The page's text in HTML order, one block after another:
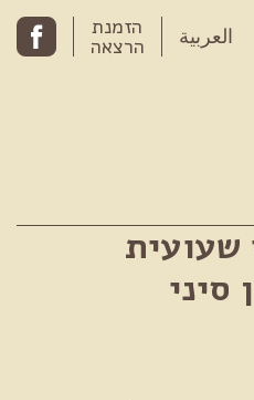
العربية הזמנת
הרצאה
שעועית
סיני